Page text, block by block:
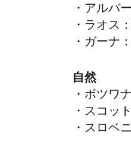
・アルバ
・ラオス
・ガーナ
自然
・ボツワ
・スコッ
・ スロベ